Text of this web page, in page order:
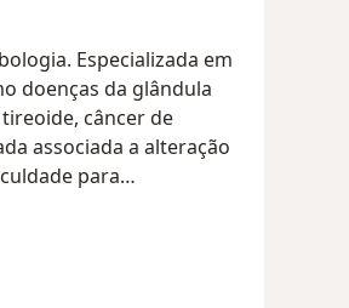
Especializada em
doenças da glândula
câncer de
associada a alteração
para
elevado),
hormônios como
(irregularidade
(ossos